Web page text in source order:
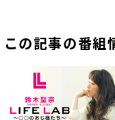
この記事の番組